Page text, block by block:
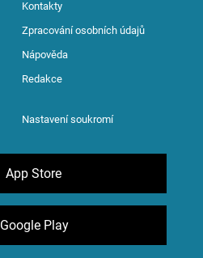
Kontakty
Zpracování osobních údajů
Nápověda
Redakce
Nastavení soukromí
App Store
Google Play